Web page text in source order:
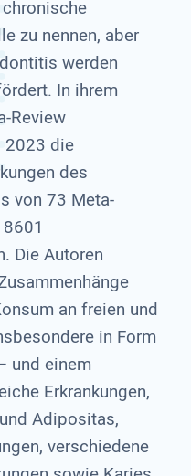
zu nennen, aber
werden
In ihrem
Review
2023 die
des
von 73 Meta-
Die Autoren
an freien und
in Form
und einem
Erkrankungen,
Adipositas,
verschiedene